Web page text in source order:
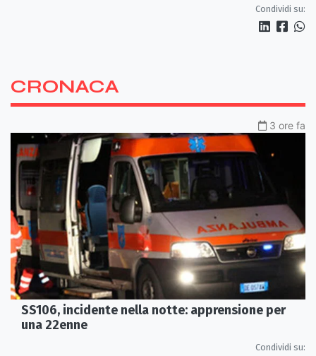
Condividi su:
CRONACA
3 ore fa
SS106, incidente nella notte: apprensione per
una 22enne
Condividi su: